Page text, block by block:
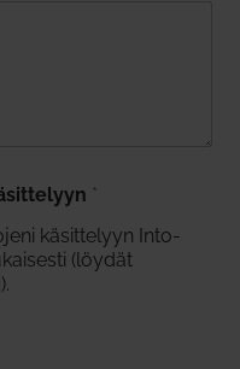
*
käsit­telyyn Into­
(löydät